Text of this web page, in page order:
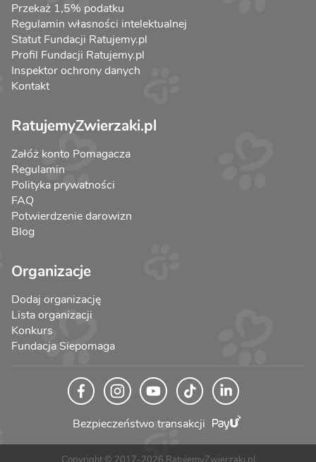
Przekaż 1,5% podatku
Regulamin własności intelektualnej
Statut Fundacji Ratujemy.pl
Profil Fundacji Ratujemy.pl
Inspektor ochrony danych
Kontakt
RatujemyZwierzaki.pl
Załóż konto Pomagacza
Regulamin
Polityka prywatności
FAQ
Potwierdzenie darowizn
Blog
Organizacje
Dodaj organizację
Lista organizacji
Konkurs
Fundacja Siepomaga
Bezpieczeństwo transakcji